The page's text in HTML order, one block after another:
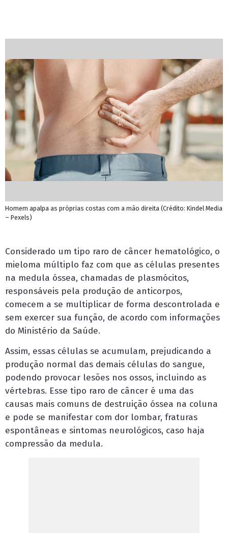
Homem apalpa as próprias costas com a mão direita (Crédito: Kindel Media
– Pexels)
Considerado um tipo raro de câncer hematológico, o
mieloma múltiplo faz com que as células presentes
na medula óssea, chamadas de plasmócitos,
responsáveis pela produção de anticorpos,
comecem a se multiplicar de forma descontrolada e
sem exercer sua função, de acordo com informações
do Ministério da Saúde.
Assim, essas células se acumulam, prejudicando a
produção normal das demais células do sangue,
podendo provocar lesões nos ossos, incluindo as
vértebras. Esse tipo raro de câncer é uma das
causas mais comuns de destruição óssea na coluna
e pode se manifestar com dor lombar, fraturas
espontâneas e sintomas neurológicos, caso haja
compressão da medula.